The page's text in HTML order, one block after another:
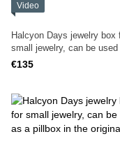
Video
Halcyon Days jewelry box
small jewelry, can be
pillbox in the original box.
€135